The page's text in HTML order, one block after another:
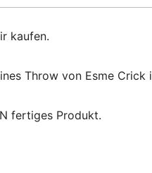
kaufen.
Throw von Esme Crick
fertiges Produkt.